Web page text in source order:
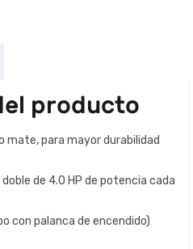
producto
mate, para mayor durabilidad
de 4.0 HP de potencia cada
con palanca de encendido)